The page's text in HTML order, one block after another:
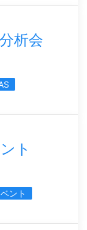
析会
ト
ント